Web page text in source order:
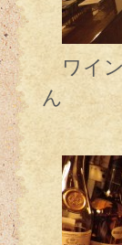
ワイン
ん
先日